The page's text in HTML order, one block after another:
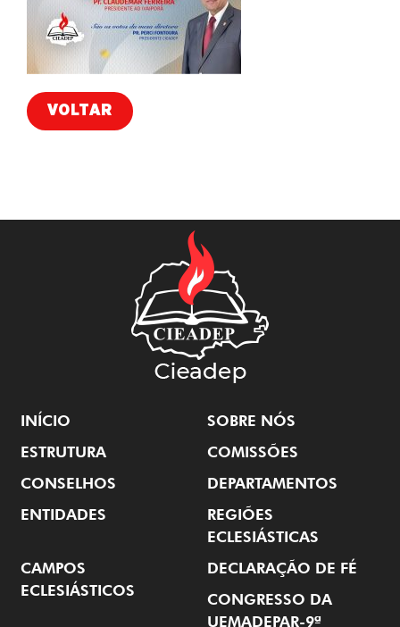
VOLTAR
INÍCIO
SOBRE NÓS
ESTRUTURA
COMISSÕES
CONSELHOS
DEPARTAMENTOS
ENTIDADES
REGIÕES
ECLESIÁSTICAS
CAMPOS
ECLESIÁSTICOS
DECLARAÇÃO DE FÉ
CONGRESSO DA
UEMADEPAR-9ª